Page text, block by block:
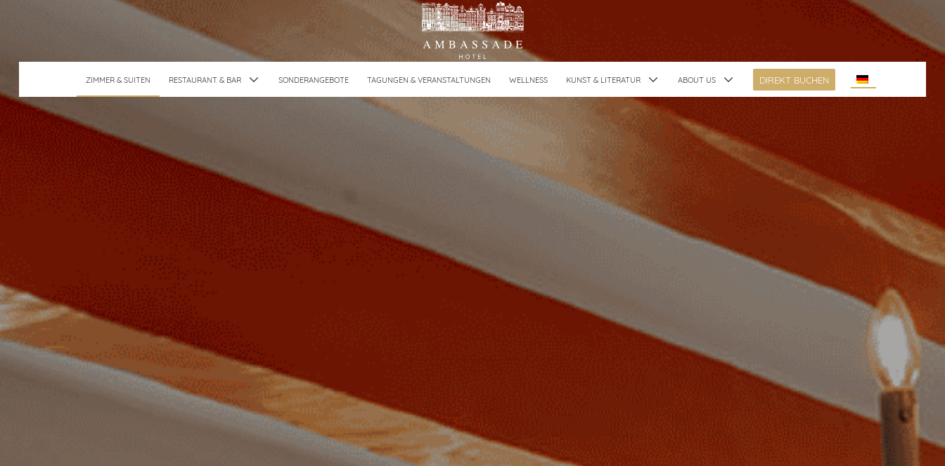
ZIMMER & SUITEN RESTAURANT & BAR SONDERANGEBOTE TAGUNGEN & VERANSTALTUNGEN WELLNESS KUNST & LITERATUR ABOUT US DIREKT BUCHEN